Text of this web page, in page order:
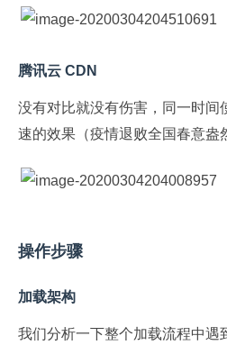
腾讯云 CDN
没有对比就没有伤害，同一时间
速的效果（疫情退败全国春意盎
操作步骤
加载架构
我们分析一下整个加载流程中遇